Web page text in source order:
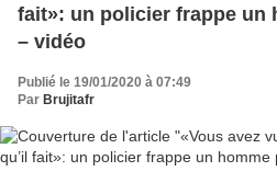
fait»: un policier frappe un
– vidéo
Publié le 19/01/2020 à 07:49
Par Brujitafr